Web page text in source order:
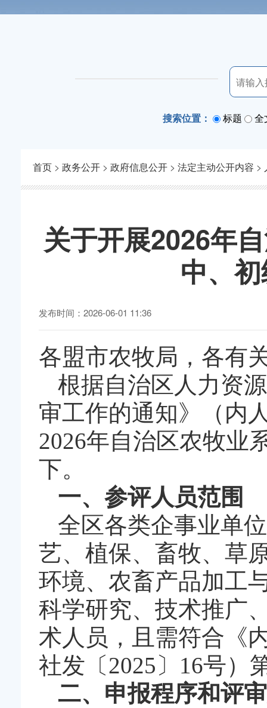
搜索位置： 标题 全
首页 > 政务公开 > 政府信息公开 > 法定主动公开内容 >
关于开展2026年
中、
发布时间：2026-06-01 11:36
各盟市农牧局，各有
根据自治区人力资
审工作的通知》（内
2026年自治区农牧业
下。
一、参评人员范围
全区各类企事业单
艺、植保、畜牧、草
环境、农畜产品加工
科学研究、技术推广
术人员，且需符合《
社发〔2025〕16号）
二、申报程序和评